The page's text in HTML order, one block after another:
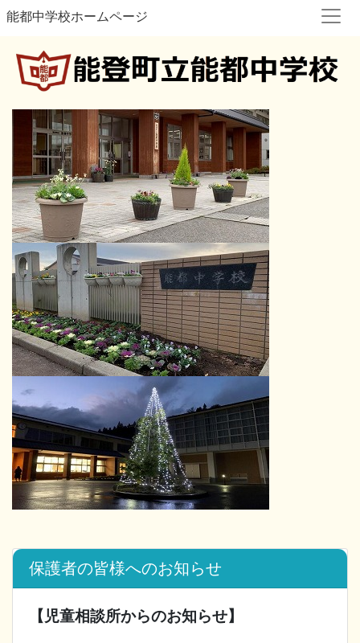
能都中学校ホームページ
保護者の皆様へのお知らせ
【児童相談所からのお知らせ】